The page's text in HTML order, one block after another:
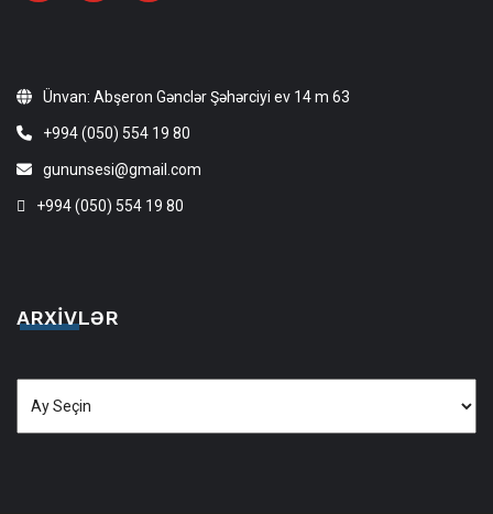
Ünvan: Abşeron Gənclər Şəhərciyi ev 14 m 63
+994 (050) 554 19 80
gununsesi@gmail.com
+994 (050) 554 19 80
ARXIVLƏR
Arxivlər